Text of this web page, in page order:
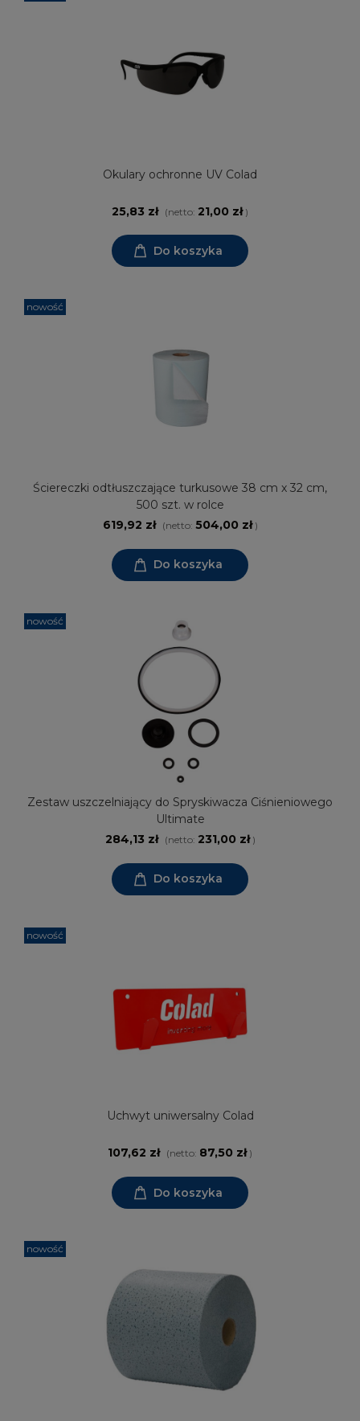
Okulary ochronne UV Colad
25,83 zł (netto: 21,00 zł)
Do koszyka
Ściereczki odtłuszczające turkusowe 38 cm x 32 cm,
500 szt. w rolce
619,92 zł
(netto: 504,00 zł)
Do koszyka
nowość
Zestaw uszczelniający do Spryskiwacza Ciśnieniowego
Ultimate
284,13 zł
(netto: 231,00 zł)
Do koszyka
nowość
Uchwyt uniwersalny Colad
107,62 zł (netto: 87,50 zł)
Do koszyka
nowość
nowość